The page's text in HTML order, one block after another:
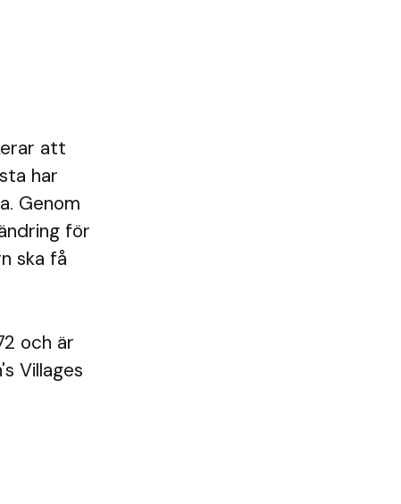
att
har
Genom
för
ska få
och är
Villages